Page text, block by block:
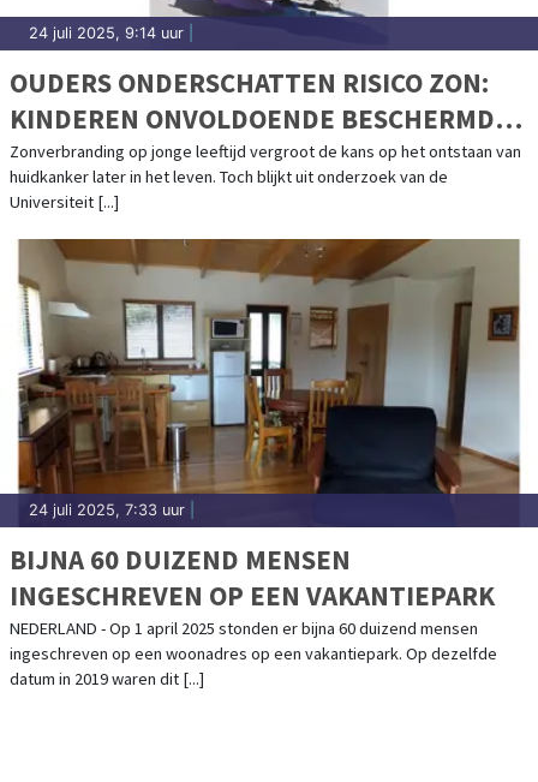
24 juli 2025, 9:14 uur
OUDERS ONDERSCHATTEN RISICO ZON:
KINDEREN ONVOLDOENDE BESCHERMD
TEGEN UV-STRALING
Zonverbranding op jonge leeftijd vergroot de kans op het ontstaan van
huidkanker later in het leven. Toch blijkt uit onderzoek van de
Universiteit [...]
24 juli 2025, 7:33 uur
BIJNA 60 DUIZEND MENSEN
INGESCHREVEN OP EEN VAKANTIEPARK
NEDERLAND - Op 1 april 2025 stonden er bijna 60 duizend mensen
ingeschreven op een woonadres op een vakantiepark. Op dezelfde
datum in 2019 waren dit [...]